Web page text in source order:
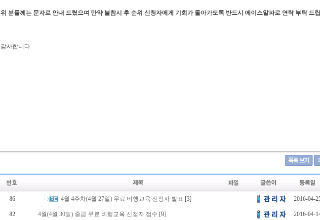
위 분들께는 문자로 안내 드렸으며 만약 불참시 후 순위 신청자에게 기회가 돌아가도록 반드시 에이스알파로 연락 부탁 드
감사합니다.
86 4월 4주차(4월 27일) 무료 비행교육 선정자 발표 [3] 2016-04-
82 4월(4월 30일) 중급 무료 비행교육 신청자 접수 [9] 2016-04-